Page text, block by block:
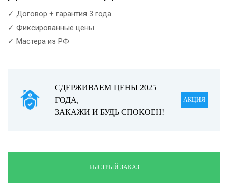
✓ Договор + гарантия 3 года
✓ Фиксированные цены
✓ Мастера из РФ
СДЕРЖИВАЕМ ЦЕНЫ 2025
ГОДА,
ЗАКАЖИ И БУДЬ СПОКОЕН!
АКЦИЯ
БЫСТРЫЙ ЗАКАЗ